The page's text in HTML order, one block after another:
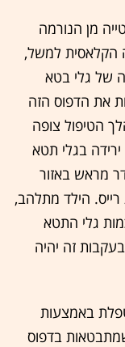
מן הנורמה
הקלאסית למשל,
של גלי בטא
את הדפוס הזה
הטיפול צופה
בגלי תטא
מראש באזור
הילד מתלהב,
גלי התטא
זה יהיה
באמצעות
בדפוס